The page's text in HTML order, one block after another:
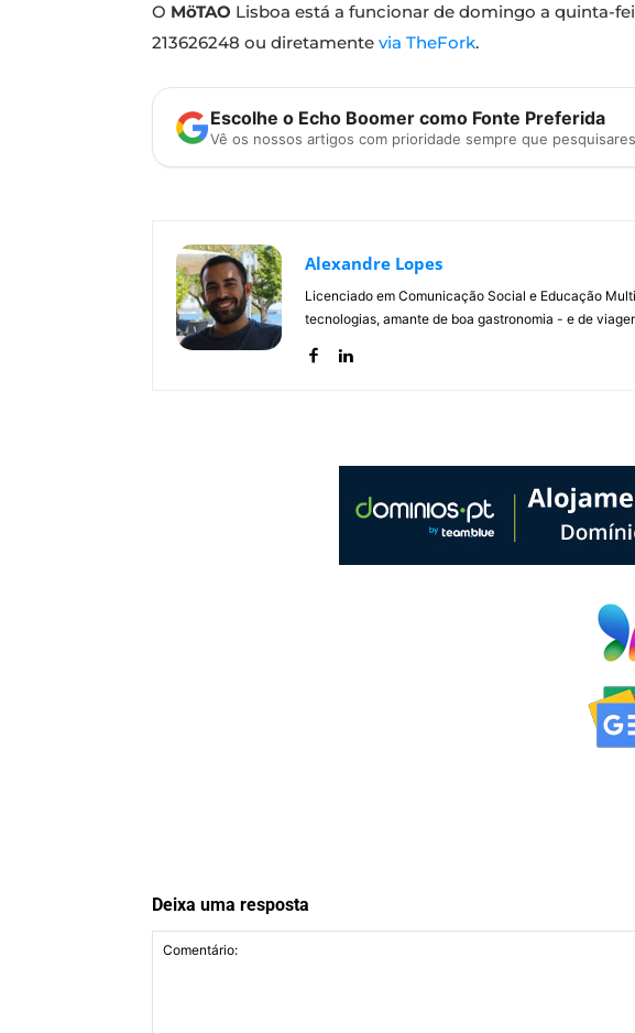
O MöTAO Lisboa está a funcionar de domingo a quinta-
213626248 ou diretamente via TheFork.
Escolhe o Echo Boomer como Fonte Preferida
Vê os nossos artigos com prioridade sempre que
Alexandre Lopes
Licenciado em Comunicação Social e Educação
tecnologias, amante de boa gastronomia - e de
Deixa uma resposta